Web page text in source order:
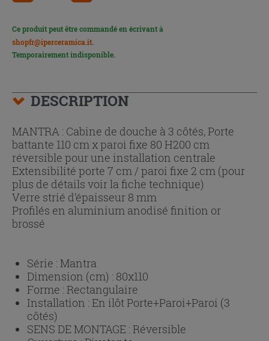
Ce produit peut être commandé en écrivant à
shopfr@iperceramica.it.
Temporairement indisponible.
DESCRIPTION
MANTRA : Cabine de douche à 3 côtés, Porte
battante 110 cm x paroi fixe 80 H200 cm
réversible pour une installation centrale
Extensibilité porte 7 cm / paroi fixe 2 cm (pour
plus de détails voir la fiche technique)
Verre strié d’épaisseur 8 mm
Profilés en aluminium anodisé finition or
brossé
Série :Mantra
Dimension (cm) : 80x110
Forme :Rectangulaire
Installation :En ilôt Porte+Paroi+Paroi (3
côtés)
SENS DE MONTAGE :Réversible